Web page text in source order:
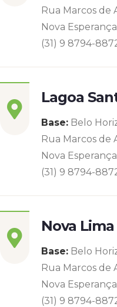
Rua Marcos de
Nova Esperança
(31) 9 8794-
Lagoa
Base: Belo
Rua Marcos de
Nova Esperança
(31) 9 8794-
Nova Lima
Base: Belo
Rua Marcos de
Nova Esperança
(31) 9 8794-